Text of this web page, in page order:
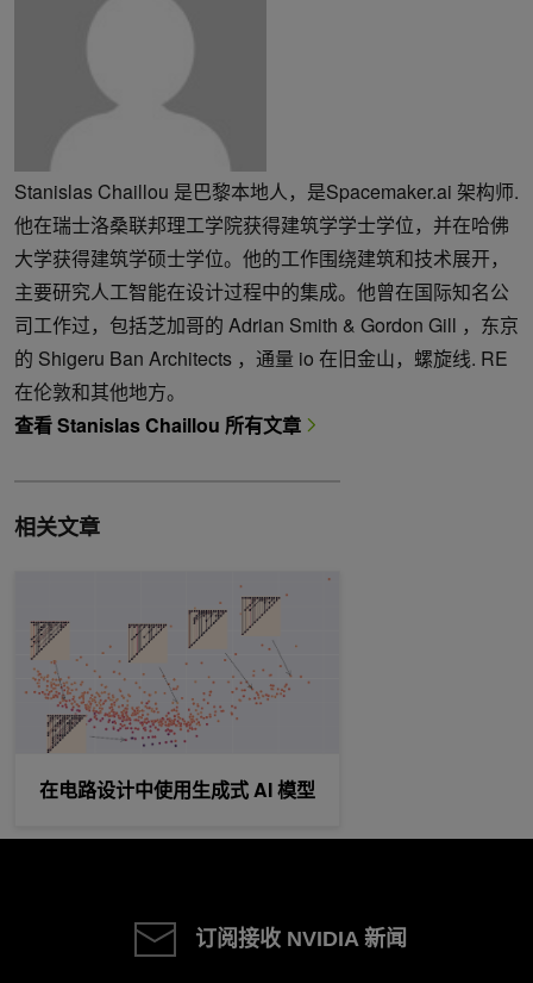
Stanislas Chaillou 是巴黎本地人，是Spacemaker.ai 架构师.
他在瑞士洛桑联邦理工学院获得建筑学学士学位，并在哈佛
大学获得建筑学硕士学位。他的工作围绕建筑和技术展开，
主要研究人工智能在设计过程中的集成。他曾在国际知名公
司工作过，包括芝加哥的 Adrian Smith & Gordon Gill ，东京
的 Shigeru Ban Architects ，通量 io 在旧金山，螺旋线. RE
在伦敦和其他地方。
查看 Stanislas Chaillou 所有文章
相关文章
在电路设计中使用生成式 AI 模型
在电路设计中使用生成式 AI 模型
订阅接收 NVIDIA 新闻